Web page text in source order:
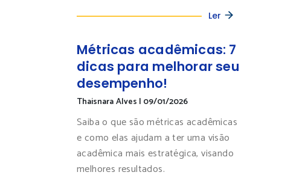
Ler
Métricas acadêmicas: 7
dicas para melhorar seu
desempenho!
Thaisnara Alves | 09/01/2026
Saiba o que são métricas acadêmicas
e como elas ajudam a ter uma visão
acadêmica mais estratégica, visando
melhores resultados.